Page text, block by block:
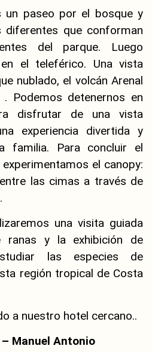
un paseo por el bosque y
diferentes que conforman
del parque. Luego
el teleférico. Una vista
nublado, el volcán Arenal
Podemos detenernos en
disfrutar de una vista
experiencia divertida y
familia. Para concluir el
el canopy:
las cimas a través de
una visita guiada
ranas y la exhibición de
las especies de
región tropical de Costa
a nuestro hotel cercano..
Manuel Antonio